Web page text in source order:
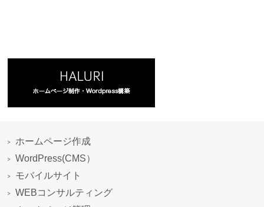
ホームページ作成
WordPress(CMS）
モバイルサイト
WEBコンサルティング